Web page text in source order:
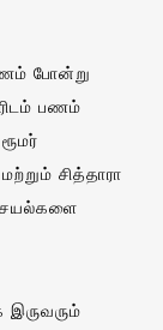
போன்று
பணம்
சித்தாரா